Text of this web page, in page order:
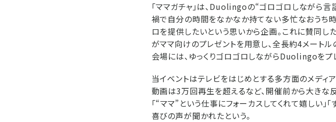
「ママガチャ」は、Duolingoの“ゴロゴロしながら
禍で自分の時間をなかなか持てない多忙なおうち
ロを提供したいという思いから企画。これに賛同し
がママ向けのプレゼントを用意し、全長約4メート
会場には、ゆっくりゴロゴロしながらDuolingoをプ
当イベントはテレビをはじめとする多方面のメディ
動画は3万回再生を超えるなど、開催前から大きな
「“ママ”という仕事にフォーカスしてくれて嬉しい
喜びの声が聞かれたという。